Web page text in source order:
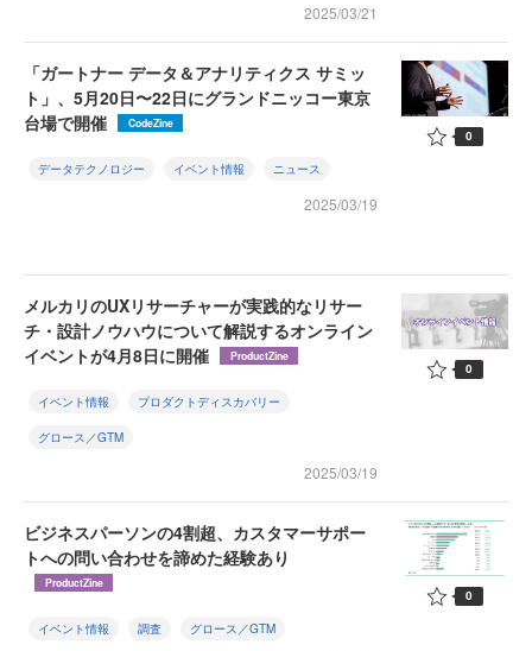
2025/03/21
「ガートナー データ＆アナリティクス サミッ
ト」、5月20日〜22日にグランドニッコー東京
台場で開催
CodeZine
データテクノロジー イベント情報 ニュース
2025/03/19
0
メルカリのUXリサーチャーが実践的なリサー
チ・設計ノウハウについて解説するオンライン
イベントが4月8日に開催
ProductZine
イベント情報 プロダクトディスカバリー
グロース／GTM
2025/03/19
0
ビジネスパーソンの4割超、カスタマーサポー
トへの問い合わせを諦めた経験あり
ProductZine
イベント情報 調査 グロース／GTM
0